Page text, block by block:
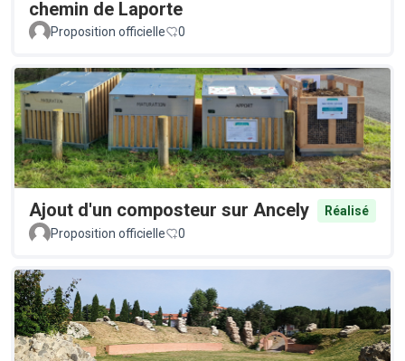
chemin de Laporte
Proposition officielle 0
Ajout d'un composteur sur Ancely
Réalisé
Proposition officielle
0